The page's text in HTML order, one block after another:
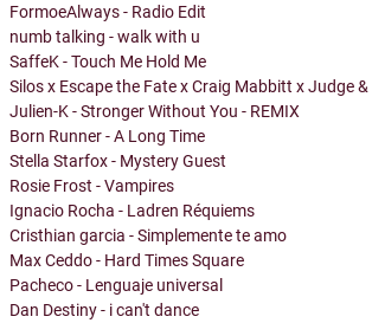
FormoeAlways - Radio Edit
numb talking - walk with u
SaffeK - Touch Me Hold Me
Silos x Escape the Fate x Craig Mabbitt x Judge &
Julien-K - Stronger Without You - REMIX
Born Runner - A Long Time
Stella Starfox - Mystery Guest
Rosie Frost - Vampires
Ignacio Rocha - Ladren Réquiems
Cristhian garcia - Simplemente te amo
Max Ceddo - Hard Times Square
Pacheco - Lenguaje universal
Dan Destiny - i can't dance